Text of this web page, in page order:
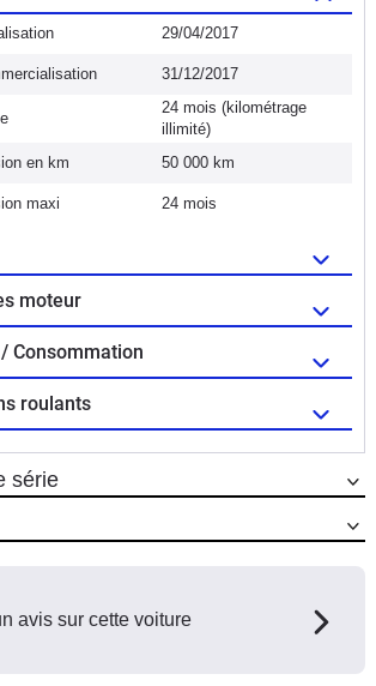
29/04/2017
31/12/2017
24 mois (kilométrage
illimité)
en km
50 000 km
maxi 24 mois
moteur
Consommation
roulants
série
avis sur cette voiture